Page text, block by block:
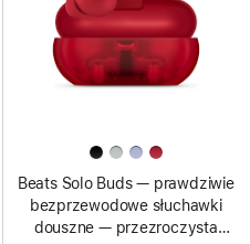
Beats Solo Buds — prawdziwie
bezprzewodowe słuchawki
douszne — przezroczysta